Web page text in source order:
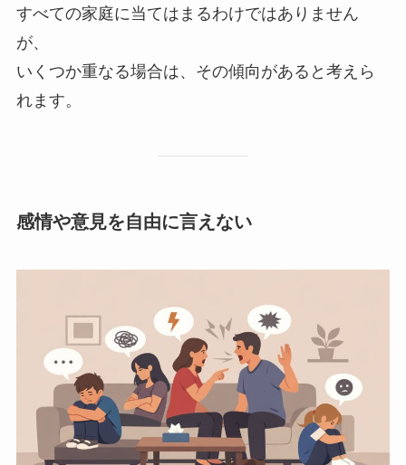
すべての家庭に当てはまるわけではありません
が、
いくつか重なる場合は、その傾向があると考えら
れます。
感情や意見を自由に言えない